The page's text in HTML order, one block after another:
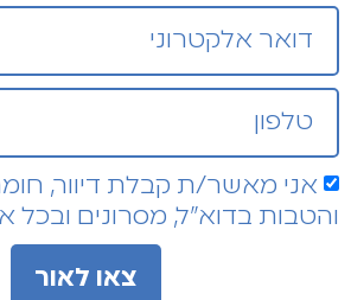
אני מאשר/ת קבלת דיוור,
והטבות בדוא"ל, מסרונים ובכל
צאו לאור